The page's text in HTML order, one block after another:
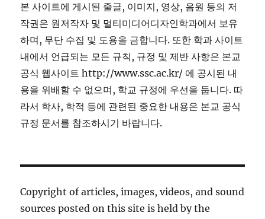
본 사이트에 게시된 줄글, 이미지, 영상, 음원 등의 저
작권은 원저작자 및 멀티미디어디자인학과에서 보유
하며, 무단 수집 및 도용을 금합니다. 또한 학과 사이트
내에서 언급되는 모든 규칙, 규정 및 제반 사항은 본교
공식 웹사이트 http://www.ssc.ac.kr/ 에 공시된 내
용을 위배할 수 없으며, 학교 규정에 우선을 둡니다. 따
라서 학사, 학적 등에 관련된 중요한 내용은 본교 공식
규정 문서를 참조하시기 바랍니다.
Copyright of articles, images, videos, and sound
sources posted on this site is held by the